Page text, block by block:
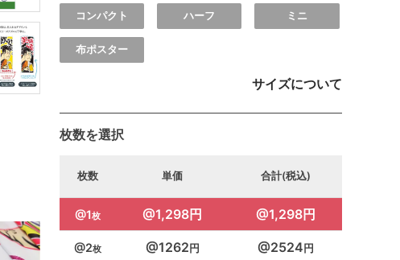
コンパクト ハーフ ミニ
布ポスター
サイズについて
枚数を選択
枚数 単価 合計(税込)
1 1,298円 1,298円
2 1262 2524